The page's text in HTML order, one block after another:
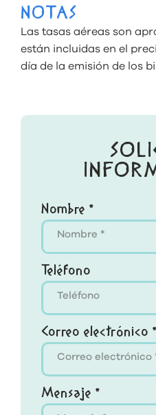
NOTAS
Las tasas aéreas son
están incluidas en el
día de la emisión de los
Nombre *
Teléfono
Correo electrónico *
Mensaje *